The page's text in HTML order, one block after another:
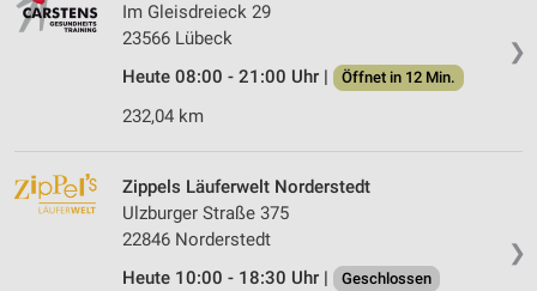
❯
Im Gleisdreieck 29
23566 Lübeck
Heute 08:00 - 21:00 Uhr |
Öffnet in 12 Min.
232,04 km
❯
Zippels Läuferwelt Norderstedt
Ulzburger Straße 375
22846 Norderstedt
Heute 10:00 - 18:30 Uhr |
Geschlossen